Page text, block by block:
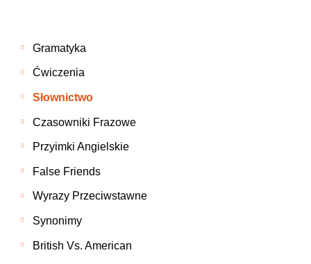
Gramatyka
Ćwiczenia
Słownictwo
Czasowniki Frazowe
Przyimki Angielskie
False Friends
Wyrazy Przeciwstawne
Synonimy
British Vs. American